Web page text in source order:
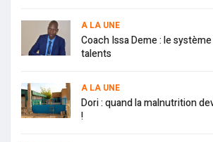
A LA UNE
Coach Issa Deme : le
talents
A LA UNE
Dori : quand la malnutrition
!